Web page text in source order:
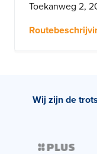
Toekanweg 2,
Wij zijn de